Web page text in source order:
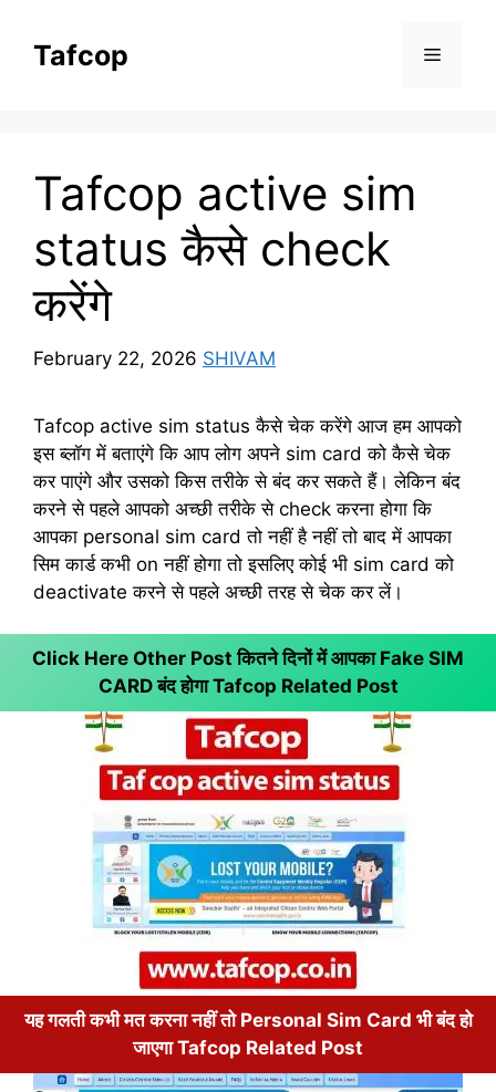
contentTafcop Menu
Tafcop active sim
status कैसे check
करेंगे
February 22, 2026 SHIVAM
Tafcop active sim status कैसे चेक करेंगे आज हम आपको
इस ब्लॉग में बताएंगे कि आप लोग अपने sim card को कैसे चेक
कर पाएंगे और उसको किस तरीके से बंद कर सकते हैं। लेकिन बंद
करने से पहले आपको अच्छी तरीके से check करना होगा कि
आपका personal sim card तो नहीं है नहीं तो बाद में आपका
सिम कार्ड कभी on नहीं होगा तो इसलिए कोई भी sim card को
deactivate करने से पहले अच्छी तरह से चेक कर लें।
Click Here Other Post कितने दिनों में आपका Fake SIM
CARD बंद होगाTafcop Related Post
यह गलती कभी मत करना नहीं तो Personal Sim Card भी बंद हो
जाएगा Tafcop Related Post